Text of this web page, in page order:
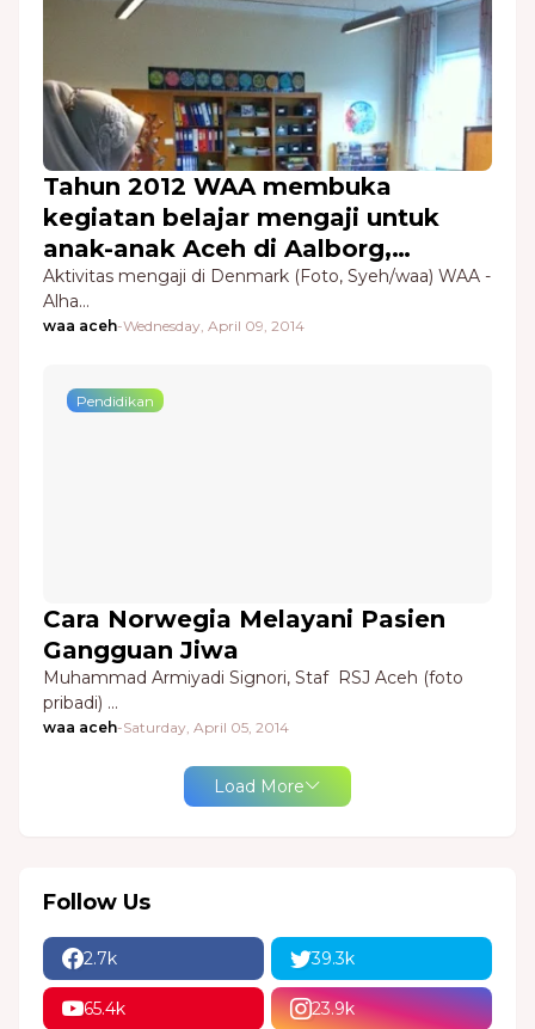
Tahun 2012 WAA membuka
kegiatan belajar mengaji untuk
anak-anak Aceh di Aalborg,
Denmark.
Aktivitas mengaji di Denmark (Foto, Syeh/waa) WAA -
Alha…
waa aceh-Wednesday, April 09, 2014
Pendidikan
Cara Norwegia Melayani Pasien
Gangguan Jiwa
Muhammad Armiyadi Signori, Staf RSJ Aceh (foto
pribadi) …
waa aceh-Saturday, April 05, 2014
Load More
Follow Us
2.7k 39.3k
65.4k 23.9k